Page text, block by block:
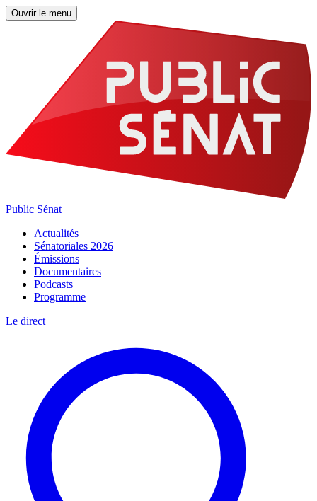
Ouvrir le menu
Public Sénat
Actualités
Sénatoriales 2026
Émissions
Documentaires
Podcasts
Programme
Le direct